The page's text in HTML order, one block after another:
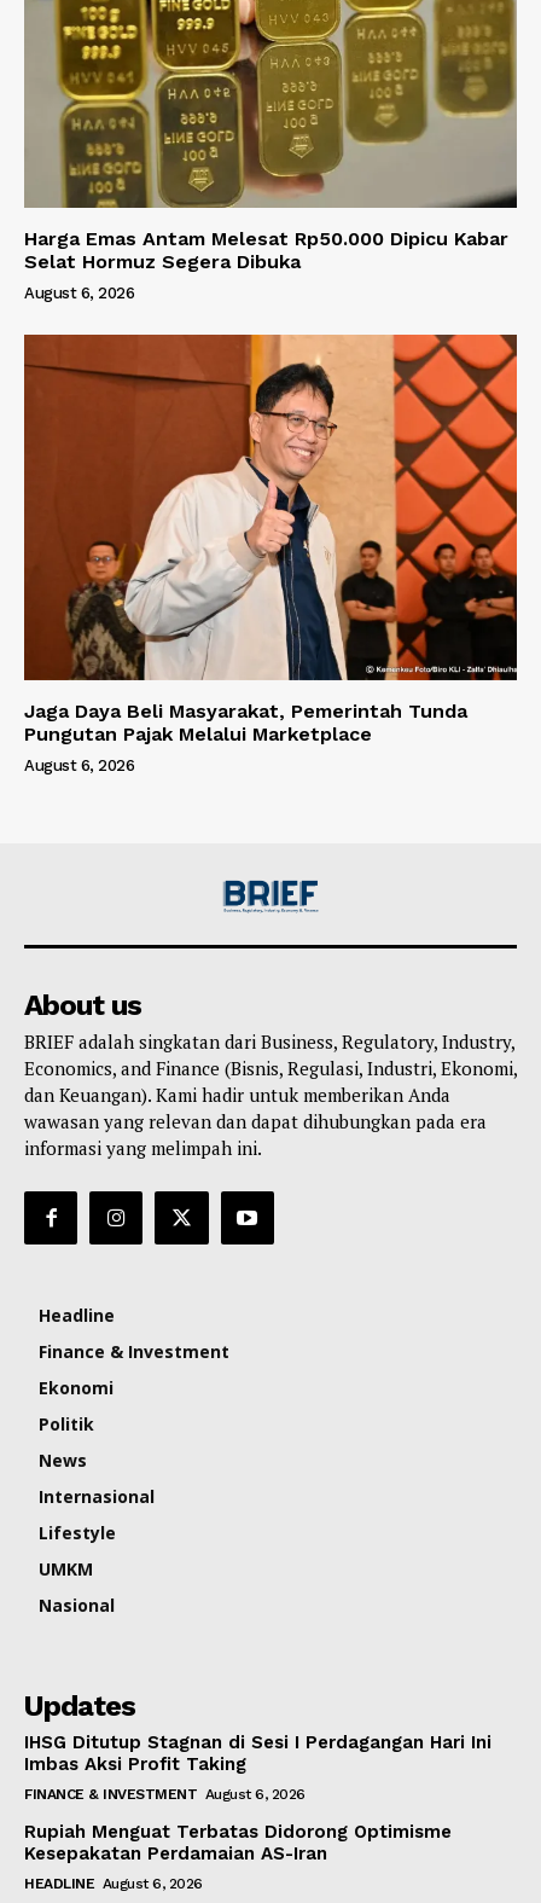
Harga Emas Antam Melesat Rp50.000 Dipicu Kabar
Selat Hormuz Segera Dibuka
August 6, 2026
Jaga Daya Beli Masyarakat, Pemerintah Tunda
Pungutan Pajak Melalui Marketplace
August 6, 2026
About us
BRIEF adalah singkatan dari Business, Regulatory, Industry,
Economics, and Finance (Bisnis, Regulasi, Industri, Ekonomi,
dan Keuangan). Kami hadir untuk memberikan Anda
wawasan yang relevan dan dapat dihubungkan pada era
informasi yang melimpah ini.
Headline
Finance & Investment
Ekonomi
Politik
News
Internasional
Lifestyle
UMKM
Nasional
Updates
IHSG Ditutup Stagnan di Sesi I Perdagangan Hari Ini
Imbas Aksi Profit Taking
FINANCE & INVESTMENT August 6, 2026
Rupiah Menguat Terbatas Didorong Optimisme
Kesepakatan Perdamaian AS-Iran
HEADLINE August 6, 2026